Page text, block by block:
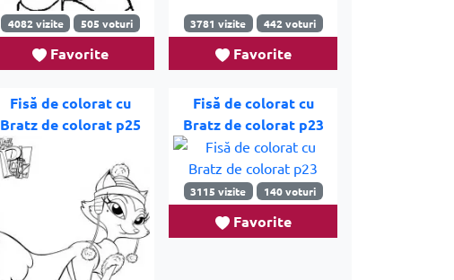
4082 vizite 505 voturi
Favorite
3781 vizite 442 voturi
Favorite
Fisă de colorat cu
Bratz de colorat p25
Fisă de colorat cu
Bratz de colorat p23
3115 vizite 140 voturi
Favorite